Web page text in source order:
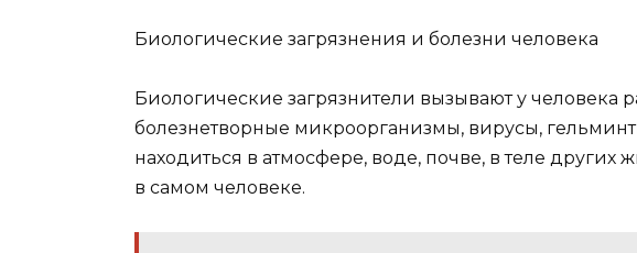
Биологические загрязнения и болезни человека
Биологические загрязнители вызывают у человека
болезнетворные микроорганизмы, вирусы,
находиться в атмосфере, воде, почве, в теле других
в самом человеке.